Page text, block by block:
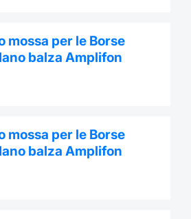
mossa per le Borse
balza Amplifon
mossa per le Borse
balza Amplifon